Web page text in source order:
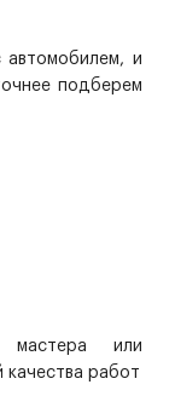
автомобилем, и
подберем
мастера или
качества работ